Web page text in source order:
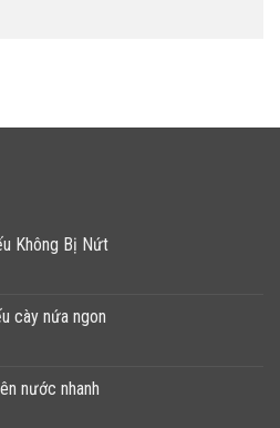
Không Bị Nứt
cày nứa ngon
nước nhanh